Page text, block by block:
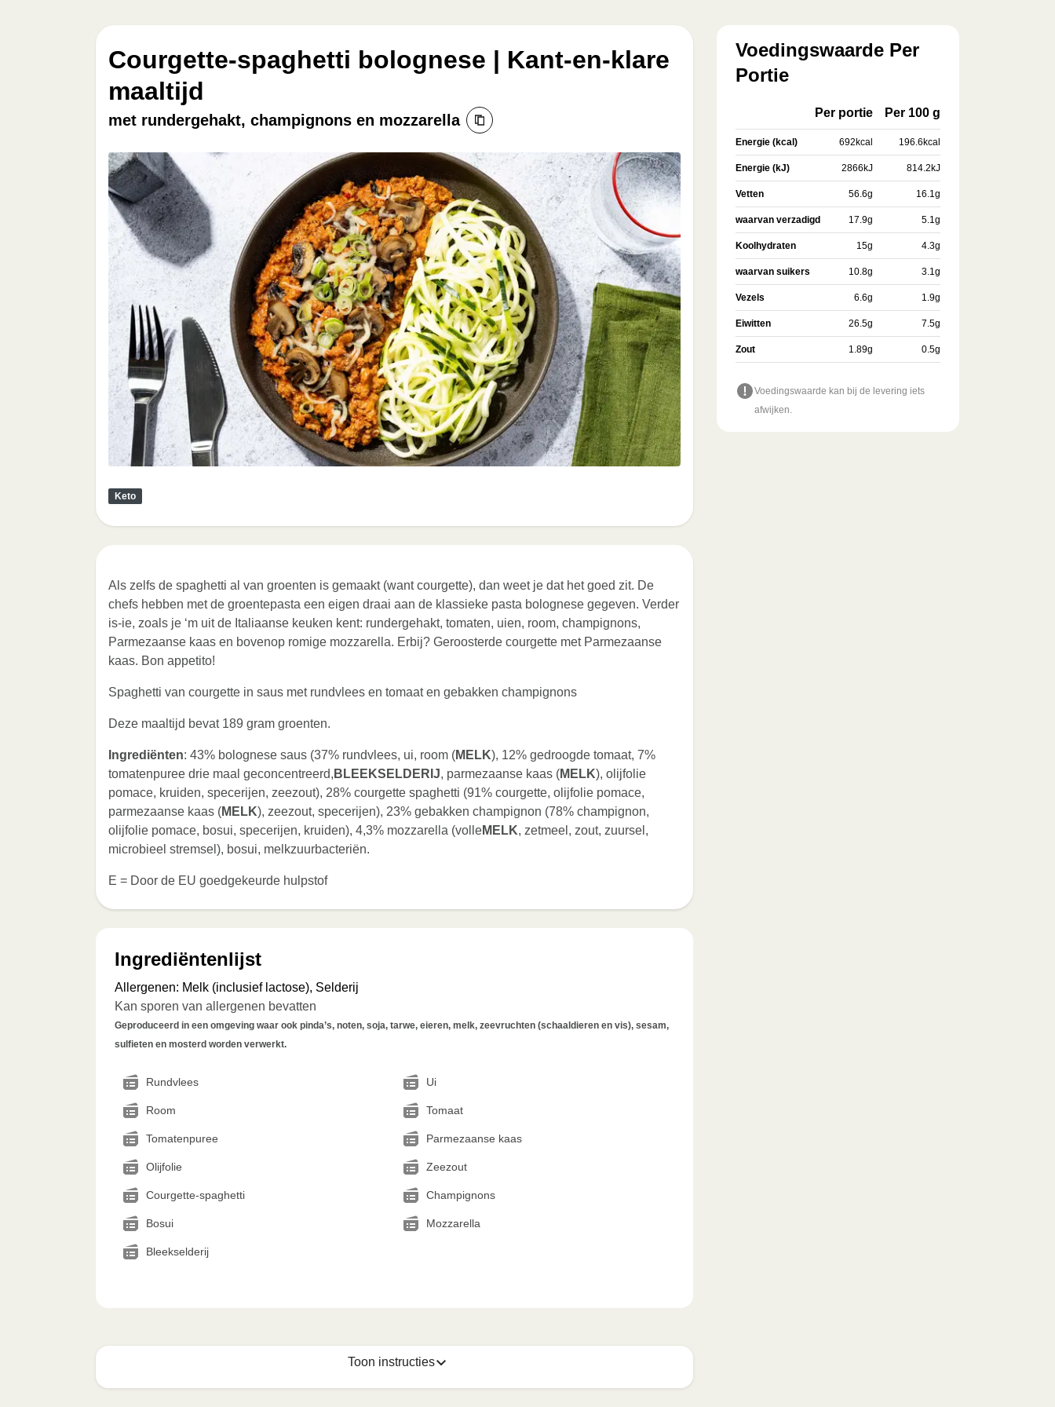
Courgette-spaghetti bolognese | Kant-en-klare
maaltijd
met rundergehakt, champignons en mozzarella
Keto
Als zelfs de spaghetti al van groenten is gemaakt (want courgette), dan weet je dat het goed zit. De
chefs hebben met de groentepasta een eigen draai aan de klassieke pasta bolognese gegeven. Verder
is-ie, zoals je ‘m uit de Italiaanse keuken kent: rundergehakt, tomaten, uien, room, champignons,
Parmezaanse kaas en bovenop romige mozzarella. Erbij? Geroosterde courgette met Parmezaanse
kaas. Bon appetito!
Spaghetti van courgette in saus met rundvlees en tomaat en gebakken champignons
Deze maaltijd bevat 189 gram groenten.
Ingrediënten: 43% bolognese saus (37% rundvlees, ui, room (MELK), 12% gedroogde tomaat, 7%
tomatenpuree drie maal geconcentreerd, BLEEKSELDERIJ, parmezaanse kaas (MELK), olijfolie
pomace, kruiden, specerijen, zeezout), 28% courgette spaghetti (91% courgette, olijfolie pomace,
parmezaanse kaas (MELK), zeezout, specerijen), 23% gebakken champignon (78% champignon,
olijfolie pomace, bosui, specerijen, kruiden), 4,3% mozzarella (volleMELK, zetmeel, zout, zuursel,
microbieel stremsel), bosui, melkzuurbacteriën.
E = Door de EU goedgekeurde hulpstof
Ingrediëntenlijst
Allergenen: Melk (inclusief lactose), Selderij
Kan sporen van allergenen bevatten
Geproduceerd in een omgeving waar ook pinda’s, noten, soja, tarwe, eieren, melk, zeevruchten (schaaldieren en vis), sesam,
sulfieten en mosterd worden verwerkt.
Rundvlees Ui
Room Tomaat
Tomatenpuree Parmezaanse kaas
Olijfolie Zeezout
Courgette-spaghetti Champignons
Bosui Mozzarella
Bleekselderij
Toon instructies
Zo geniet je er op z'n best van
Voedingswaarde Per
Portie
Per portie Per 100 g
Energie (kcal) 692kcal 196.6kcal
Energie (kJ) 2866kJ 814.2kJ
Vetten 56.6g 16.1g
waarvan verzadigd 17.9g 5.1g
Koolhydraten 15g 4.3g
waarvan suikers 10.8g 3.1g
Vezels 6.6g 1.9g
Eiwitten 26.5g 7.5g
Zout 1.89g 0.5g
Voedingswaarde kan bij de levering iets
afwijken.